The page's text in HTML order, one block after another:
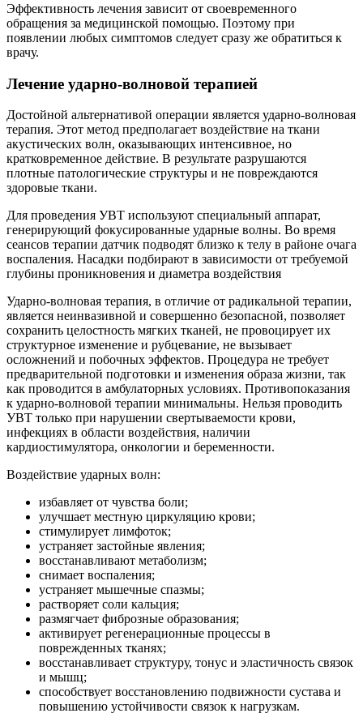
Эффективность лечения зависит от своевременного
обращения за медицинской помощью. Поэтому при
появлении любых симптомов следует сразу же обратиться к
врачу.
Лечение ударно-волновой терапией
Достойной альтернативой операции является ударно-волновая
терапия. Этот метод предполагает воздействие на ткани
акустических волн, оказывающих интенсивное, но
кратковременное действие. В результате разрушаются
плотные патологические структуры и не повреждаются
здоровые ткани.
Для проведения УВТ используют специальный аппарат,
генерирующий фокусированные ударные волны. Во время
сеансов терапии датчик подводят близко к телу в районе очага
воспаления. Насадки подбирают в зависимости от требуемой
глубины проникновения и диаметра воздействия
Ударно-волновая терапия, в отличие от радикальной терапии,
является неинвазивной и совершенно безопасной, позволяет
сохранить целостность мягких тканей, не провоцирует их
структурное изменение и рубцевание, не вызывает
осложнений и побочных эффектов. Процедура не требует
предварительной подготовки и изменения образа жизни, так
как проводится в амбулаторных условиях. Противопоказания
к ударно-волновой терапии минимальны. Нельзя проводить
УВТ только при нарушении свертываемости крови,
инфекциях в области воздействия, наличии
кардиостимулятора, онкологии и беременности.
Воздействие ударных волн:
избавляет от чувства боли;
улучшает местную циркуляцию крови;
стимулирует лимфоток;
устраняет застойные явления;
восстанавливают метаболизм;
снимает воспаления;
устраняет мышечные спазмы;
растворяет соли кальция;
размягчает фиброзные образования;
активирует регенерационные процессы в
поврежденных тканях;
восстанавливает структуру, тонус и эластичность связок
и мышц;
способствует восстановлению подвижности сустава и
повышению устойчивости связок к нагрузкам.